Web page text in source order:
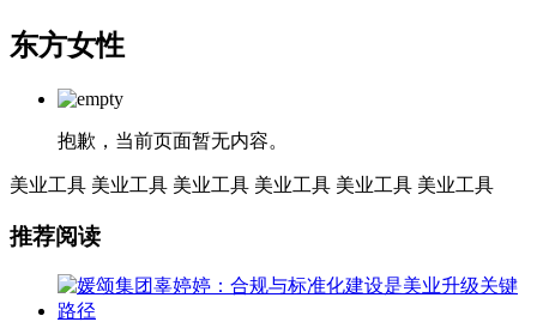
东方女性
抱歉，当前页面暂无内容。
美业工具 美业工具 美业工具 美业工具 美业工具 美业工具
推荐阅读